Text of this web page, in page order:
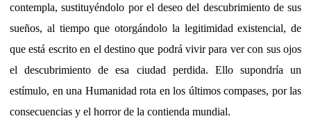
contempla, sustituyéndolo por el deseo del descubrimiento de sus
sueños, al tiempo que otorgándolo la legitimidad existencial, de
que está escrito en el destino que podrá vivir para ver con sus ojos
el descubrimiento de esa ciudad perdida. Ello supondría un
estímulo, en una Humanidad rota en los últimos compases, por las
consecuencias y el horror de la contienda mundial.